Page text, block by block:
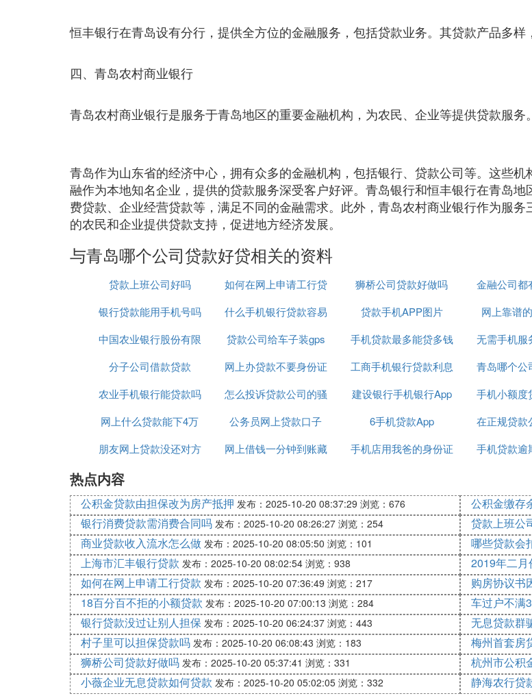
恒丰银行在青岛设有分行，提供全方位的金融服务，包括贷款业务。其贷款产品多样
四、青岛农村商业银行
青岛农村商业银行是服务于青岛地区的重要金融机构，为农民、企业等提供贷款服务
青岛作为山东省的经济中心，拥有众多的金融机构，包括银行、贷款公司等。这些
融作为本地知名企业，提供的贷款服务深受客户好评。青岛银行和恒丰银行在青岛
费贷款、企业经营贷款等，满足不同的金融需求。此外，青岛农村商业银行作为服
的农民和企业提供贷款支持，促进地方经济发展。
与青岛哪个公司贷款好贷相关的资料
贷款上班公司好吗
如何在网上申请工行贷
款
狮桥公司贷款好做吗 金融公司都
银行贷款能用手机号吗
什么手机银行贷款容易
通过
贷款手机APP图片 网上靠谱
中国农业银行股份有限
公司贷款中心
贷款公司给车子装gps
合法吗
手机贷款最多能贷多钱
无需手机服
平
分子公司借款贷款
网上办贷款不要身份证
原件吗
工商手机银行贷款利息
怎么查询
青岛哪个公
农业手机银行能贷款吗
怎么投诉贷款公司的骚
扰电话
建设银行手机银行App
能贷款吗
手机小额度
网上什么贷款能下4万
公务员网上贷款口子 6手机贷款App
在正规贷款
朋友网上贷款没还对方
网上借钱一分钟到账藏
手机店用我爸的身份证
手机贷款逾
热点内容
公积金贷款由担保改为房产抵押 发布：2025-10-20 08:37:29 浏览：676 公积金缴存
银行消费贷款需消费合同吗 发布：2025-10-20 08:26:27 浏览：254 贷款上班公
商业贷款收入流水怎么做 发布：2025-10-20 08:05:50 浏览：101 哪些贷款会
上海市汇丰银行贷款 发布：2025-10-20 08:02:54 浏览：938 2019年二
如何在网上申请工行贷款 发布：2025-10-20 07:36:49 浏览：217 购房协议书
18百分百不拒的小额贷款 发布：2025-10-20 07:00:13 浏览：284 车过户不满
银行贷款没过让别人担保 发布：2025-10-20 06:24:37 浏览：443 无息贷款群
村子里可以担保贷款吗 发布：2025-10-20 06:08:43 浏览：183 梅州首套房
狮桥公司贷款好做吗 发布：2025-10-20 05:37:41 浏览：331 杭州市公积
小薇企业无息贷款如何贷款 发布：2025-10-20 05:02:05 浏览：332 静海农行贷